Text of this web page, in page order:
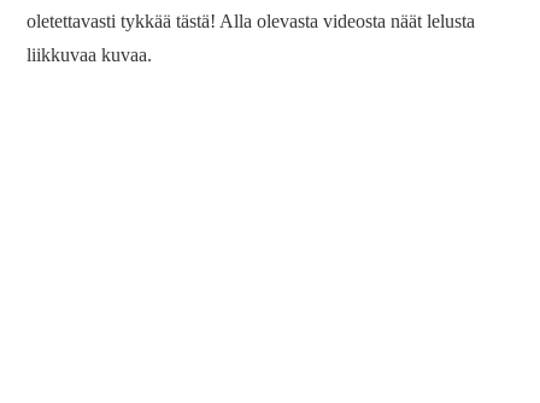
oletettavasti tykkää tästä! Alla olevasta videosta näät lelusta
liikkuvaa kuvaa.